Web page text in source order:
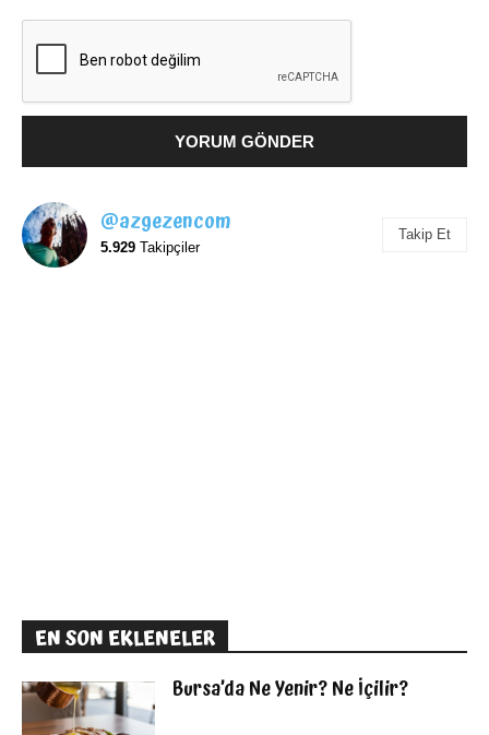
@azgezencom
5.929 Takipçiler
Takip Et
EN SON EKLENELER
Bursa’da Ne Yenir? Ne İçilir?